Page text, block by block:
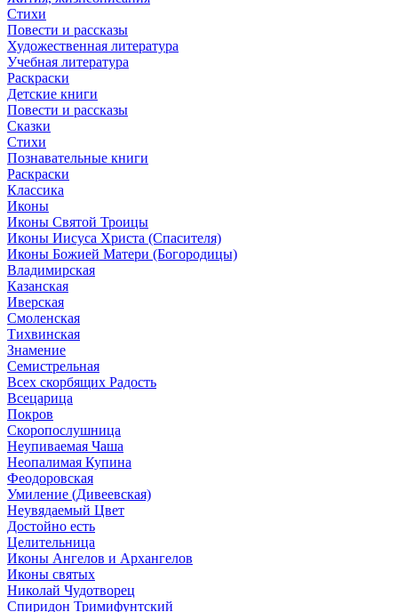
Стихи
Повести и рассказы
Художественная литература
Учебная литература
Раскраски
Детские книги
Повести и рассказы
Сказки
Стихи
Познавательные книги
Раскраски
Классика
Иконы
Иконы Святой Троицы
Иконы Иисуса Христа (Спасителя)
Иконы Божией Матери (Богородицы)
Владимирская
Казанская
Иверская
Смоленская
Тихвинская
Знамение
Семистрельная
Всех скорбящих Радость
Всецарица
Покров
Скоропослушница
Неупиваемая Чаша
Неопалимая Купина
Феодоровская
Умиление (Дивеевская)
Неувядаемый Цвет
Достойно есть
Целительница
Иконы Ангелов и Архангелов
Иконы святых
Николай Чудотворец
Спиридон Тримифунтский